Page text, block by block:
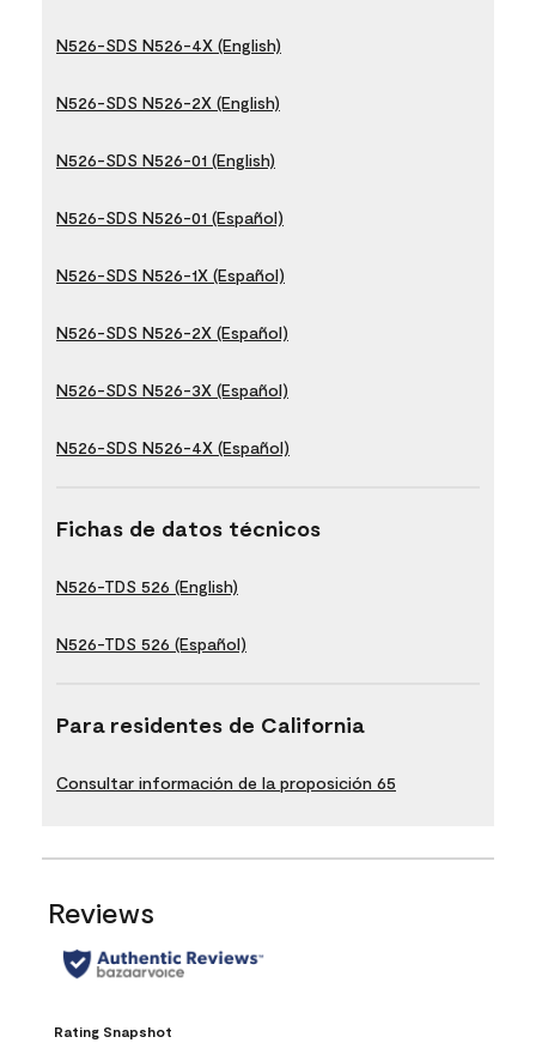
N526-SDS N526-4X (English)
N526-SDS N526-2X (English)
N526-SDS N526-01 (English)
N526-SDS N526-01 (Español)
N526-SDS N526-1X (Español)
N526-SDS N526-2X (Español)
N526-SDS N526-3X (Español)
N526-SDS N526-4X (Español)
Fichas de datos técnicos
N526-TDS 526 (English)
N526-TDS 526 (Español)
Para residentes de California
Consultar información de la proposición 65
Reviews
Rating Snapshot